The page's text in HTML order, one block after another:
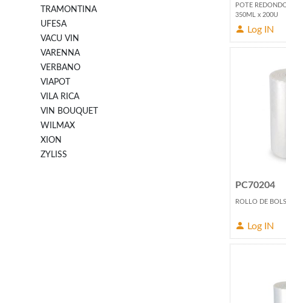
TRAMONTINA
UFESA
VACU VIN
VARENNA
VERBANO
VIAPOT
VILA RICA
VIN BOUQUET
WILMAX
XION
ZYLISS
POTE
350ML x 200U
Log IN
PC70204
ROLLO DE
Log IN